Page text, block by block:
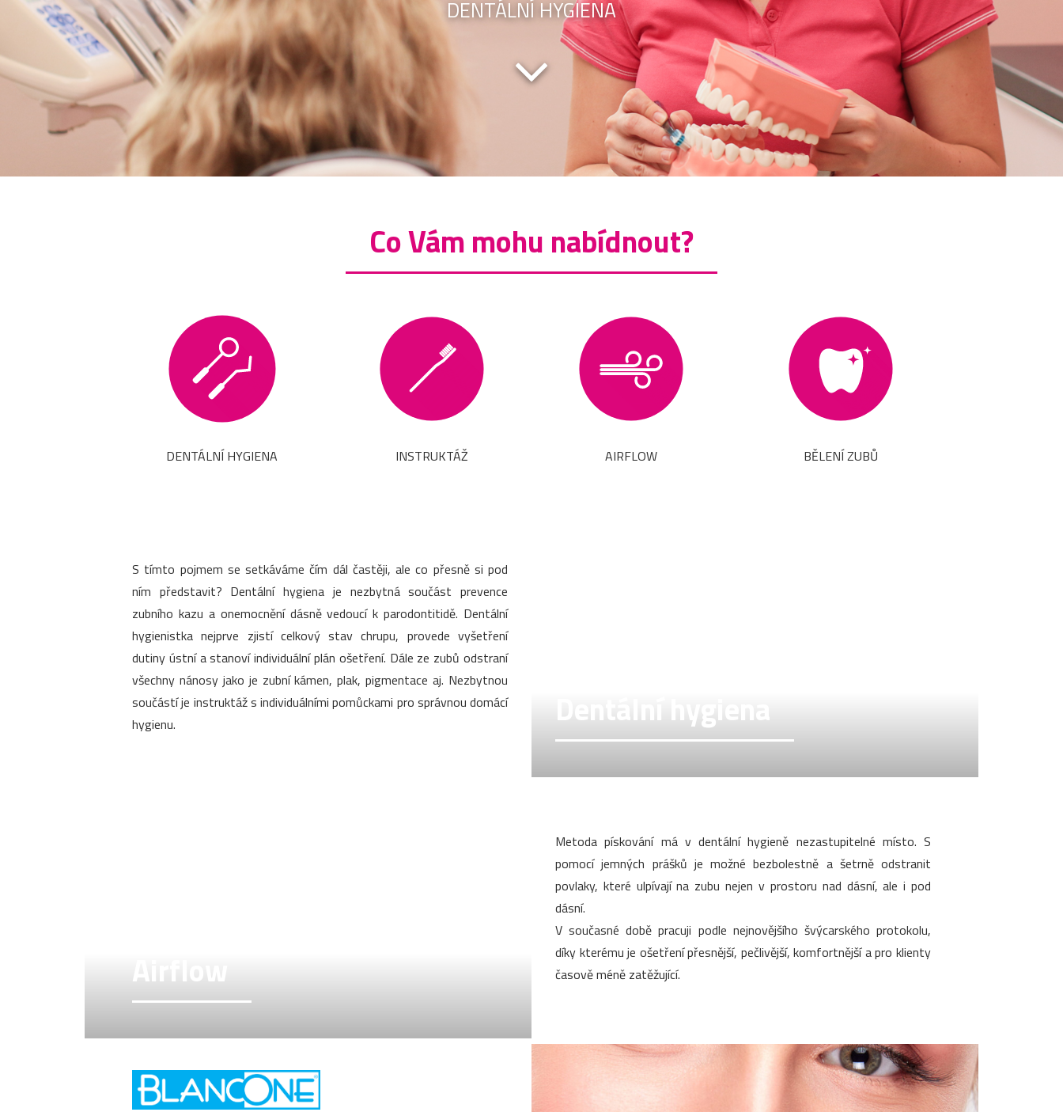
DENTÁLNÍ HYGIENA
Co Vám mohu nabídnout?
DENTÁLNÍ HYGIENA INSTRUKTÁŽ AIRFLOW BĚLENÍ ZUBŮ
S tímto pojmem se setkáváme čím dál častěji, ale co přesně si pod
ním představit? Dentální hygiena je nezbytná součást prevence
zubního kazu a onemocnění dásně vedoucí k parodontitidě. Dentální
hygienistka nejprve zjistí celkový stav chrupu, provede vyšetření
dutiny ústní a stanoví individuální plán ošetření. Dále ze zubů odstraní
všechny nánosy jako je zubní kámen, plak, pigmentace aj. Nezbytnou
součástí je instruktáž s individuálními pomůckami pro správnou domácí
hygienu.
Dentální hygiena
Airflow
Metoda pískování má v dentální hygieně nezastupitelné místo. S
pomocí jemných prášků je možné bezbolestně a šetrně odstranit
povlaky, které ulpívají na zubu nejen v prostoru nad dásní, ale i pod
dásní.
V současné době pracuji podle nejnovějšího švýcarského protokolu,
díky kterému je ošetření přesnější, pečlivější, komfortnější a pro klienty
časově méně zatěžující.